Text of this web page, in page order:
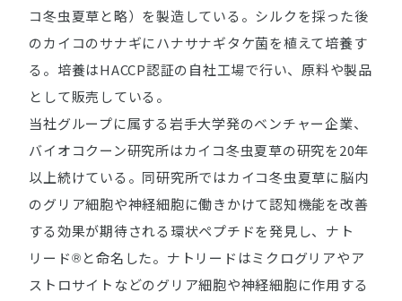
コ冬虫夏草と略）を製造している。シルクを採った後
のカイコのサナギにハナサナギタケ菌を植えて培養す
る。培養はHACCP認証の自社工場で行い、原料や製品
として販売している。
当社グループに属する岩手大学発のベンチャー企業、
バイオコクーン研究所はカイコ冬虫夏草の研究を20年
以上続けている。同研究所ではカイコ冬虫夏草に脳内
のグリア細胞や神経細胞に働きかけて認知機能を改善
する効果が期待される環状ペプチドを発見し、ナト
リード Ⓡ と命名した。ナトリードはミクログリアやア
ストロサイトなどのグリア細胞や神経細胞に作用する